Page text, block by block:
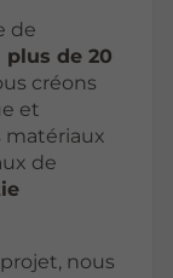
de
plus de 20
créons
et
matériaux
de
nous